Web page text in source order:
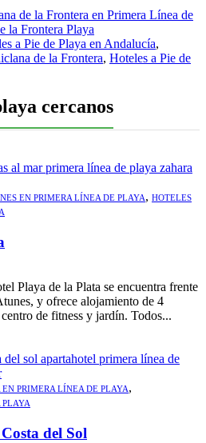
de la Frontera en Primera Línea de
la Frontera Playa
a Pie de Playa en Andalucía,
de la Frontera, Hoteles a Pie de
cercanos
EN PRIMERA LÍNEA DE PLAYA, HOTELES
Playa de la Plata se encuentra frente
y ofrece alojamiento de 4
de fitness y jardín. Todos...
PRIMERA LÍNEA DE PLAYA,
PLAYA
del Sol